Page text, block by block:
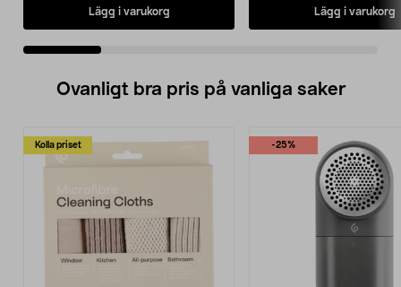
Lägg i varukorg Lägg i varukorg
Ovanligt bra pris på vanliga saker
Kolla priset -25%